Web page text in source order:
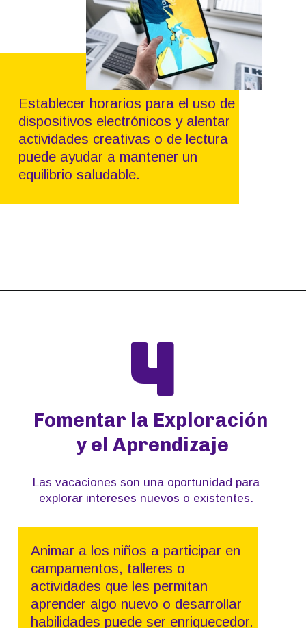
Establecer horarios para el uso de
dispositivos electrónicos y alentar
actividades creativas o de lectura
puede ayudar a mantener un
equilibrio saludable.
4
Fomentar la Exploración
y el Aprendizaje
Las vacaciones son una oportunidad para
explorar intereses nuevos o existentes.
Animar a los niños a participar en
campamentos, talleres o
actividades que les permitan
aprender algo nuevo o desarrollar
habilidades puede ser enriquecedor.